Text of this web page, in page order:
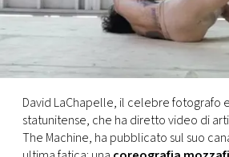
TV
PRINCIPATO
DI
RMC
David LaChapelle, il celebre fotografo
statunitense, che ha diretto video di
The Machine, ha pubblicato sul suo